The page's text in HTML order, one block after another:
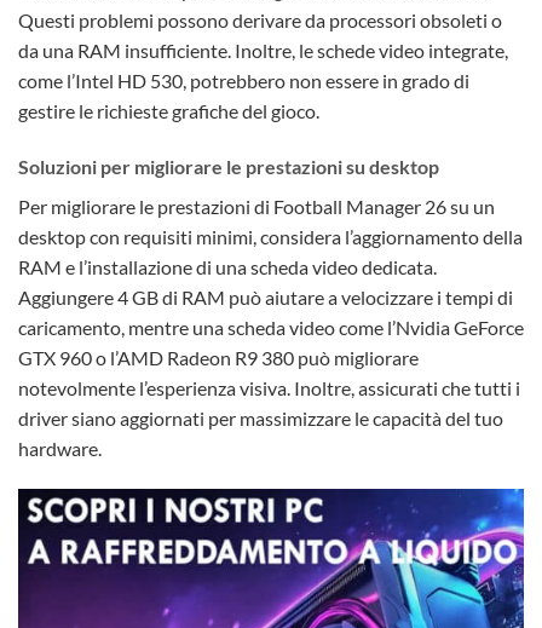
Questi problemi possono derivare da processori obsoleti o
da una RAM insufficiente. Inoltre, le schede video integrate,
come l’Intel HD 530, potrebbero non essere in grado di
gestire le richieste grafiche del gioco.
Soluzioni per migliorare le prestazioni su desktop
Per migliorare le prestazioni di Football Manager 26 su un
desktop con requisiti minimi, considera l’aggiornamento della
RAM e l’installazione di una scheda video dedicata.
Aggiungere 4 GB di RAM può aiutare a velocizzare i tempi di
caricamento, mentre una scheda video come l’Nvidia GeForce
GTX 960 o l’AMD Radeon R9 380 può migliorare
notevolmente l’esperienza visiva. Inoltre, assicurati che tutti i
driver siano aggiornati per massimizzare le capacità del tuo
hardware.